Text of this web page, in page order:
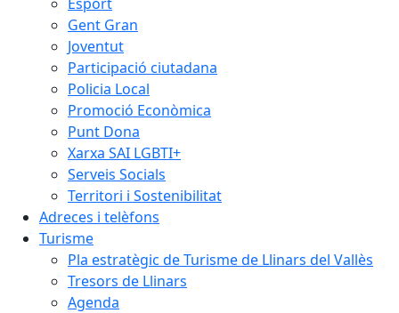
Gent Gran
Joventut
Participació ciutadana
Policia Local
Promoció Econòmica
Punt Dona
Xarxa SAI LGBTI+
Serveis Socials
Territori i Sostenibilitat
Adreces i telèfons
Turisme
Pla estratègic de Turisme de Llinars del Vallès
Tresors de Llinars
Agenda